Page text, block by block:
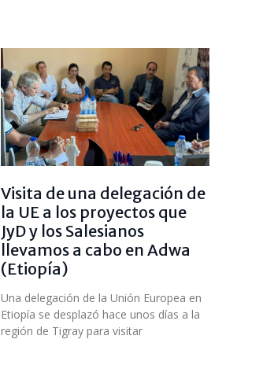
Visita de una delegación de
la UE a los proyectos que
JyD y los Salesianos
llevamos a cabo en Adwa
(Etiopía)
Una delegación de la Unión Europea en
Etiopía se desplazó hace unos días a la
región de Tigray para visitar